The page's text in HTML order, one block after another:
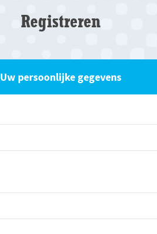
Registreren
Uw persoonlijke gegevens